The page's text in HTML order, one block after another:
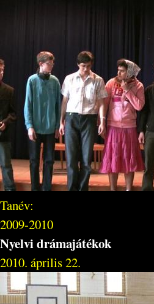
Tanév:
2009-2010
Nyelvi drámajátékok
2010. április 22.